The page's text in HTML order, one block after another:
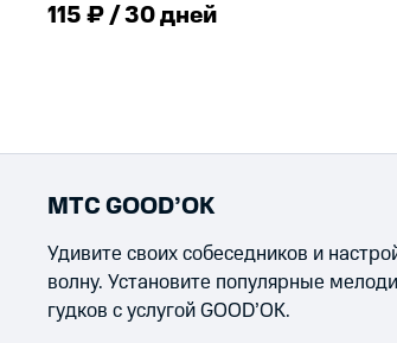
115 ₽ / 30 дней
МТС GOOD’OK
Удивите своих собеседников и
волну. Установите популярные
гудков с услугой GOOD’OK.